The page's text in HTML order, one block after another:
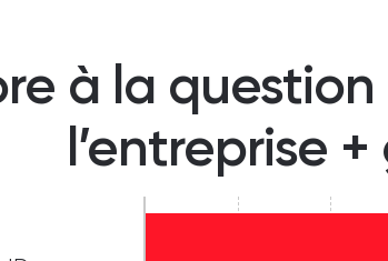
à la
l’entreprise